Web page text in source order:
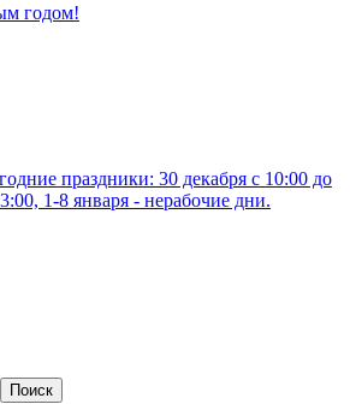
годом!
праздники: 30 декабря с 10:00 до
1-8 января - нерабочие дни.